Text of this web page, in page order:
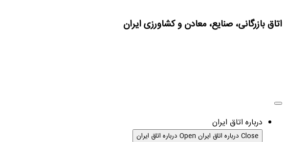
اتاق بازرگانی، صنایع، معادن و کشاورزی ایران
درباره اتاق ایران
Close درباره اتاق ایران Open درباره اتاق ایران